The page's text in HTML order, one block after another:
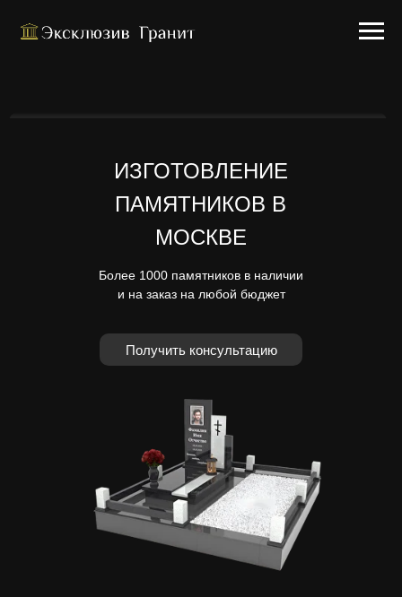
ИЗГОТОВЛЕНИЕ
ПАМЯТНИКОВ В
МОСКВЕ
Более 1000 памятников в наличии
и на заказ на любой бюджет
Получить консультацию